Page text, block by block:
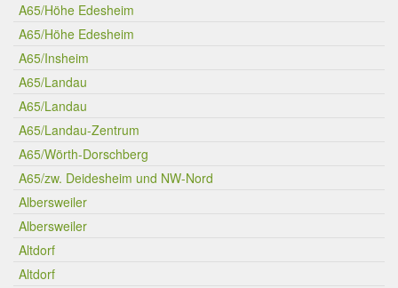
A65/Höhe Edesheim
A65/Höhe Edesheim
A65/Insheim
A65/Landau
A65/Landau
A65/Landau-Zentrum
A65/Wörth-Dorschberg
A65/zw. Deidesheim und NW-Nord
Albersweiler
Albersweiler
Altdorf
Altdorf